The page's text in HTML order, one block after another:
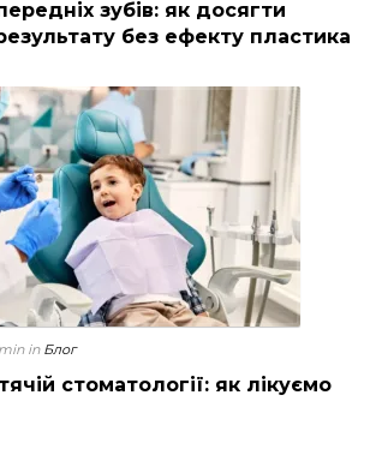
зубів: як досягти
без ефекту пластика
in Блог
стоматології: як лікуємо